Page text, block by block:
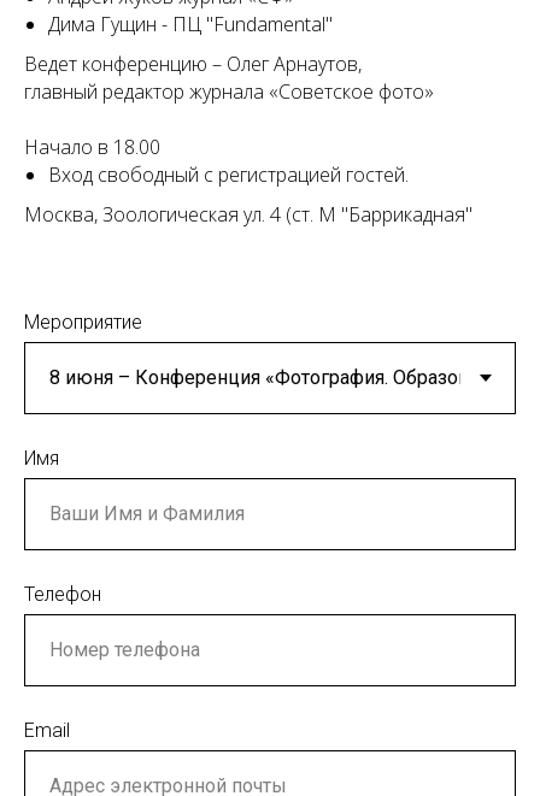
Дима Гущин - ПЦ "Fundamental"
Ведет конференцию – Олег Арнаутов,
главный редактор журнала «Советское фото»
Начало в 18.00
Вход свободный с регистрацией гостей.
Москва, Зоологическая ул. 4 (ст. М "Баррикадная"
Мероприятие
Имя
Телефон
Email